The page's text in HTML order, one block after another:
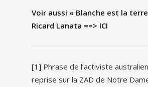
Voir aussi « Blanche est la
Ricard Lanata ==> ICI
[1] Phrase de l’activiste
reprise sur la ZAD de Notre